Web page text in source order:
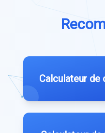
Calculateur de